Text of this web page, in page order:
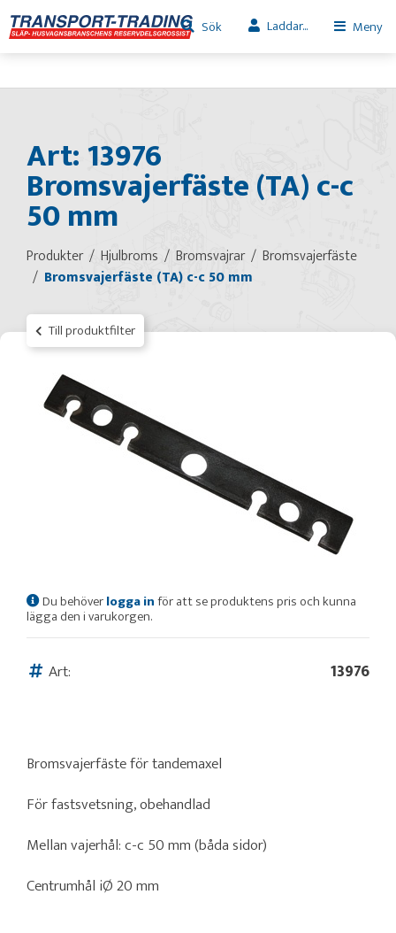
Sök Laddar... Meny
Art: 13976
Bromsvajerfäste (TA) c-c
50 mm
Produkter Hjulbroms Bromsvajrar
Bromsvajerfäste
Bromsvajerfäste (TA) c-c 50 mm
Till produktfilter
Du behöverlogga inför att se produktens pris och kunna
lägga den i varukorgen.
Art: 13976
Bromsvajerfäste för tandemaxel
För fastsvetsning, obehandlad
Mellan vajerhål: c-c 50 mm (båda sidor)
Centrumhål iØ 20 mm